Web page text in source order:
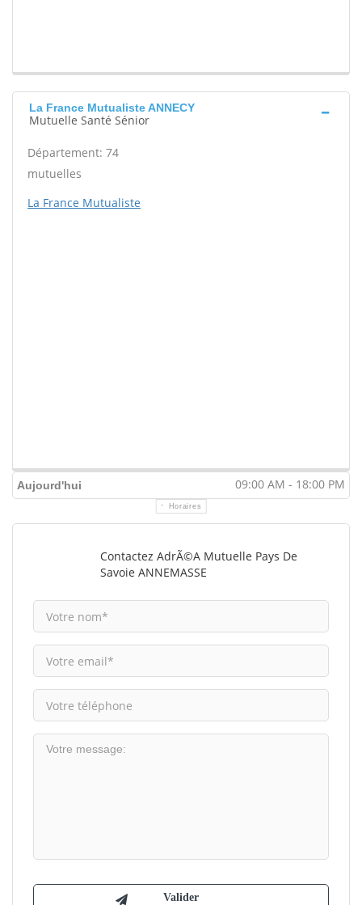
La France Mutualiste ANNECY
Mutuelle Santé Sénior
Département: 74
mutuelles
La France Mutualiste
Aujourd'hui 09:00 AM - 18:00 PM
Horaires
Contactez AdrÃ©a Mutuelle Pays De
Savoie ANNEMASSE